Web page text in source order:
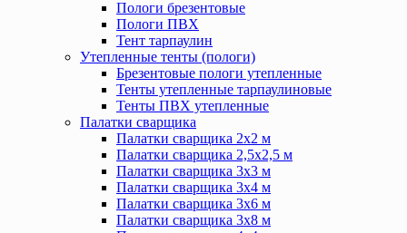
Пологи брезентовые
Пологи ПВХ
Тент тарпаулин
Утепленные тенты (пологи)
Брезентовые пологи утепленные
Тенты утепленные тарпаулиновые
Тенты ПВХ утепленные
Палатки сварщика
Палатки сварщика 2х2 м
Палатки сварщика 2,5х2,5 м
Палатки сварщика 3х3 м
Палатки сварщика 3х4 м
Палатки сварщика 3х6 м
Палатки сварщика 3х8 м